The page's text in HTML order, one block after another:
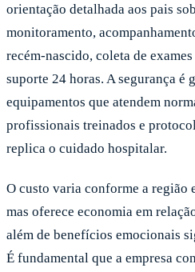
orientação detalhada aos pais
monitoramento,
recém-nascido, coleta de
suporte 24 horas. A segurança é
equipamentos que atendem
profissionais treinados e
replica o cuidado hospitalar.
O custo varia conforme a região
mas oferece economia em
além de benefícios emocionais
É fundamental que a empresa